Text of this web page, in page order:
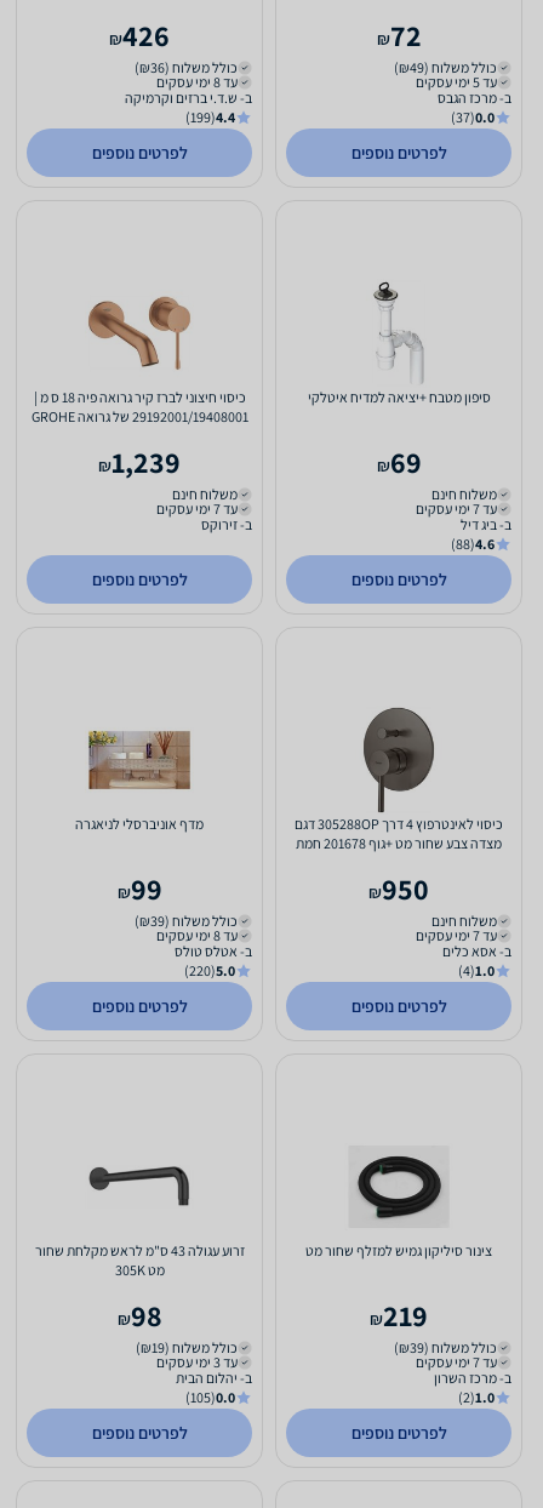
72
₪
כולל משלוח (₪49)
עד 5 ימי עסקים
ב- מרכז הגבס
0.0
(37)
לפרטים נוספים
426
₪
כולל משלוח (₪36)
עד 8 ימי עסקים
ב- ש.ד.י ברזים וקרמיקה
4.4
(199)
לפרטים נוספים
סיפון מטבח +יציאה למדיח איטלקי
69
₪
משלוח חינם
עד 7 ימי עסקים
ב- ביג דיל
4.6
(88)
לפרטים נוספים
כיסוי חיצוני לברז קיר גרואה פיה 18 ס מ |
29192001/19408001 של גרואה GROHE
1,239
₪
משלוח חינם
עד 7 ימי עסקים
ב- זירוקס
לפרטים נוספים
כיסוי לאינטרפוץ 4 דרך 305288OP דגם
מצדה צבע שחור מט +גוף 201678 חמת
950
₪
משלוח חינם
עד 7 ימי עסקים
ב- אסא כלים
1.0
(4)
לפרטים נוספים
מדף אוניברסלי לניאגרה
99
₪
כולל משלוח (₪39)
עד 8 ימי עסקים
ב- אטלס טולס
5.0
(220)
לפרטים נוספים
צינור סיליקון גמיש למזלף שחור מט
219
₪
כולל משלוח (₪39)
עד 7 ימי עסקים
ב- מרכז השרון
1.0
(2)
לפרטים נוספים
זרוע עגולה 43 ס"מ לראש מקלחת שחור
מט 305K
98
₪
כולל משלוח (₪19)
עד 3 ימי עסקים
ב- יהלום הבית
0.0
(105)
לפרטים נוספים